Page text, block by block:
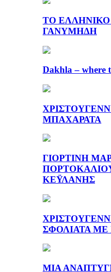
ΤΟ
ΓΑΝΥΜΗΔΗ
Dakhla – where
ΜΠΑΧΑΡΑΤΑ
ΓΙΟΡΤΙΝΗ
ΚΕΫΛΑΝΗΣ
ΣΦΟΛΙΑΤΑ ΜΕ
ΜΙΑ